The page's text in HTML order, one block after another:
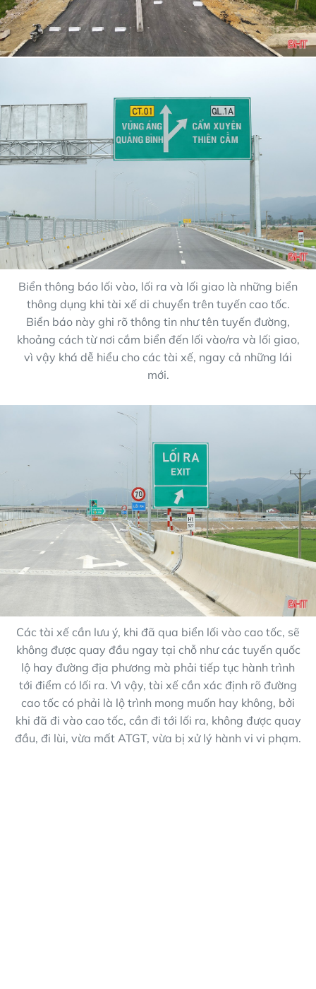
Biển thông báo lối vào, lối ra và lối giao là những biển
thông dụng khi tài xế di chuyển trên tuyến cao tốc.
Biển báo này ghi rõ thông tin như tên tuyến đường,
khoảng cách từ nơi cắm biển đến lối vào/ra và lối giao,
vì vậy khá dễ hiểu cho các tài xế, ngay cả những lái
mới.
Các tài xế cần lưu ý, khi đã qua biển lối vào cao tốc, sẽ
không được quay đầu ngay tại chỗ như các tuyến quốc
lộ hay đường địa phương mà phải tiếp tục hành trình
tới điểm có lối ra. Vì vậy, tài xế cần xác định rõ đường
cao tốc có phải là lộ trình mong muốn hay không, bởi
khi đã đi vào cao tốc, cần đi tới lối ra, không được quay
đầu, đi lùi, vừa mất ATGT, vừa bị xử lý hành vi vi phạm.